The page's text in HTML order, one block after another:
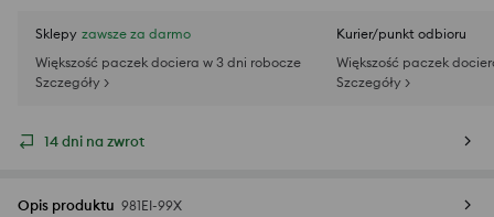
Sklepy zawsze za darmo
Większość paczek dociera w 3 dni robocze
Szczegóły >
Kurier/punkt odbioru
Większość paczek
Szczegóły >
14 dni na zwrot
Opis produktu 981EI-99X